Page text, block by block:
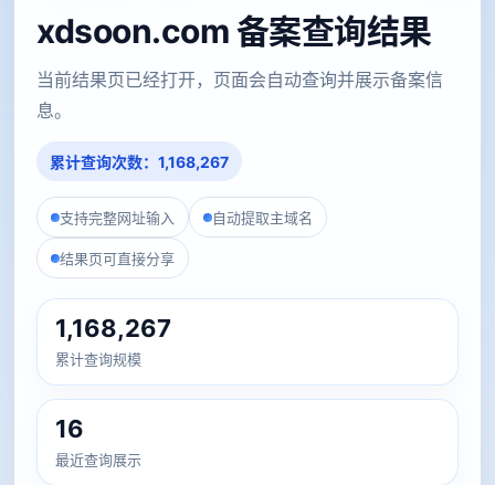
xdsoon.com 备案查询结果
当前结果页已经打开，页面会自动查询并展示备案信
息。
累计查询次数：1,168,267
支持完整网址输入 自动提取主域名
结果页可直接分享
1,168,267
累计查询规模
16
最近查询展示